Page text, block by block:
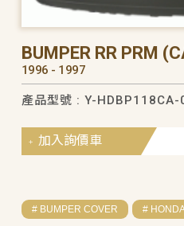
BUMPER RR PRM
1996 - 1997
產品型號 : Y-HDBP118CA-
加入詢價車
# BUMPER COVER #